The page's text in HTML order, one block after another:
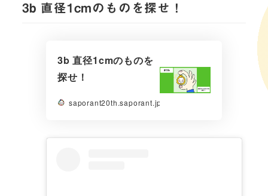
3b 直径1cmのものを探せ！
3b 直径1cmのものを
探せ！
saporant20th.saporant.jp